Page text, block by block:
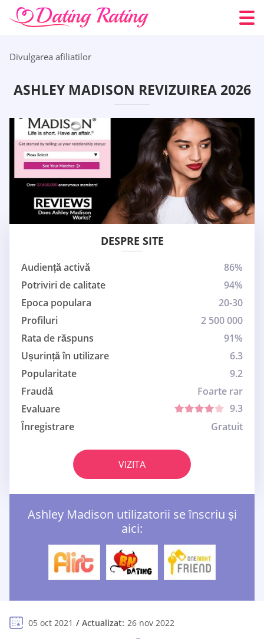
Divulgarea afiliatilor
ASHLEY MADISON REVIZUIREA 2026
DESPRE SITE
Audiență activă
86%
Potriviri de calitate
94%
Epoca populara
20-30
Profiluri
2 500 000
Rata de răspuns
91%
Ușurință în utilizare
6.3
Popularitate
9.2
Fraudă
Foarte rar
Evaluare
9.3
Înregistrare
Gratuit
VIZITA
Ashley Madison utilizatorii se înscriu și
aici:
05 oct 2021 Actualizat: 26 nov 2022